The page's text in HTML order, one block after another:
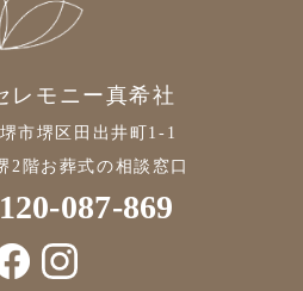
レモニー真希社
市堺区田出井町1-1
2階お葬式の相談窓口
087-869